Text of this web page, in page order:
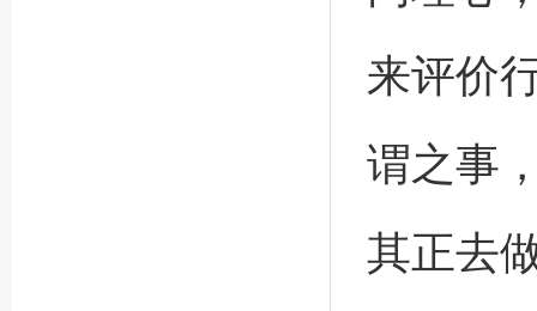
来评价
谓之事
其正去